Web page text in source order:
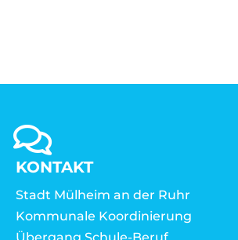
KONTAKT
Stadt Mülheim an der Ruhr
Kommunale Koordinierung